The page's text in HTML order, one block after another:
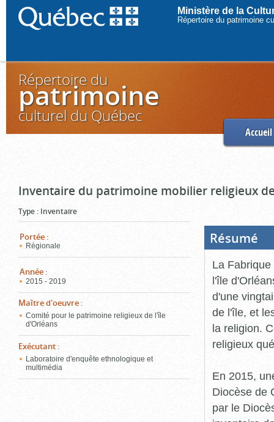
Ministère de la
Répertoire du patrimoine
Répertoire du
patrimoine
culturel du Québec
Accueil
Inventaire du patrimoine mobilier religieux
Type : Inventaire
Portée :
Régionale
Année :
2015 - 2019
Maître d'oeuvre :
Comité pour le patrimoine religieux de l'île
d'Orléans
Exécutant :
Laboratoire d'enquête ethnologique et
multimédia
Résumé
La
l'île
d'une
de l'île, et
la religion.
religieux
En 2015,
Diocèse de
par le